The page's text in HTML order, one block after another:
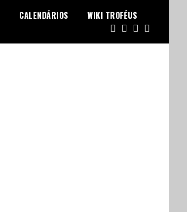
CALENDÁRIOS WIKI TROFÉUS